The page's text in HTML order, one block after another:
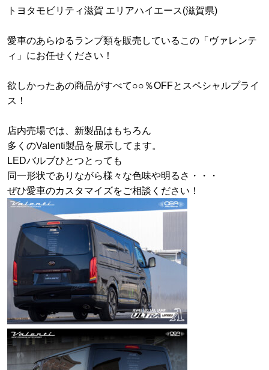
トヨタモビリティ滋賀 エリアハイエース(滋賀県)
愛車のあらゆるランプ類を販売しているこの「ヴァレンテ
ィ」にお任せください！
欲しかったあの商品がすべて○○％OFFとスペシャルプライ
ス！
店内売場では、新製品はもちろん
多くのValenti製品を展示してます。
LEDバルブひとつとっても
同一形状でありながら様々な色味や明るさ・・・
ぜひ愛車のカスタマイズをご相談ください！